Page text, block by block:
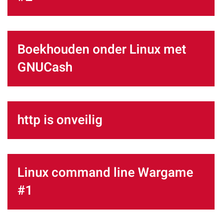
Boekhouden onder Linux met
GNUCash
http is onveilig
Linux command line Wargame
#1